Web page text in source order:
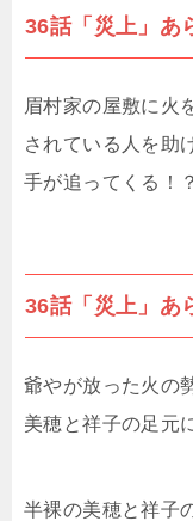
36話「災上」あ
眉村家の屋敷に火
されている人を助
手が追ってくる！？
36話「災上」あ
爺やが放った火の
美穂と祥子の足元
半裸の美穂と祥子